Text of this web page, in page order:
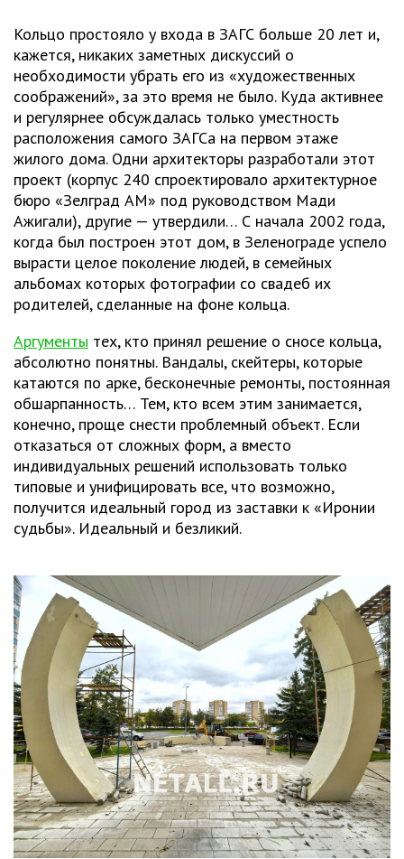
Кольцо простояло у входа в ЗАГС больше 20 лет и,
кажется, никаких заметных дискуссий о
необходимости убрать его из «художественных
соображений», за это время не было. Куда активнее
и регулярнее обсуждалась только уместность
расположения самого ЗАГСа на первом этаже
жилого дома. Одни архитекторы разработали этот
проект (корпус 240 спроектировало архитектурное
бюро «Зелград АМ» под руководством Мади
Ажигали), другие — утвердили… С начала 2002 года,
когда был построен этот дом, в Зеленограде успело
вырасти целое поколение людей, в семейных
альбомах которых фотографии со свадеб их
родителей, сделанные на фоне кольца.
Аргументы тех, кто принял решение о сносе кольца,
абсолютно понятны. Вандалы, скейтеры, которые
катаются по арке, бесконечные ремонты, постоянная
обшарпанность… Тем, кто всем этим занимается,
конечно, проще снести проблемный объект. Если
отказаться от сложных форм, а вместо
индивидуальных решений использовать только
типовые и унифицировать все, что возможно,
получится идеальный город из заставки к «Иронии
судьбы». Идеальный и безликий.